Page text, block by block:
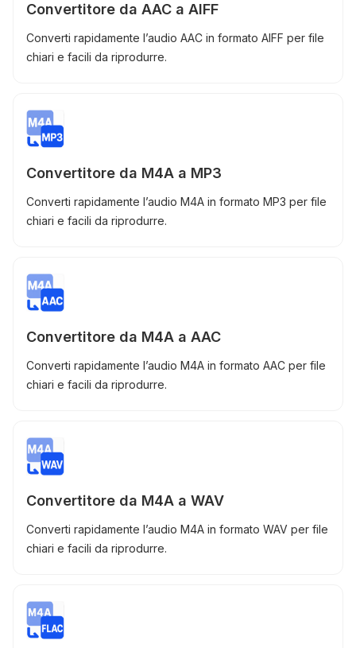
Convertitore da AAC a AIFF
Converti rapidamente l’audio AAC in formato AIFF per file
chiari e facili da riprodurre.
Convertitore da M4A a MP3
Converti rapidamente l’audio M4A in formato MP3 per file
chiari e facili da riprodurre.
Convertitore da M4A a AAC
Converti rapidamente l’audio M4A in formato AAC per file
chiari e facili da riprodurre.
Convertitore da M4A a WAV
Converti rapidamente l’audio M4A in formato WAV per file
chiari e facili da riprodurre.